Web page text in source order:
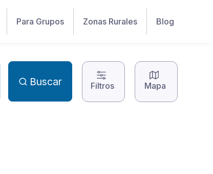
Para Grupos Zonas Rurales Blog
Buscar Filtros Mapa